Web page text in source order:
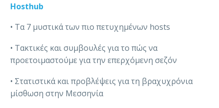
Hosthub
• Τα 7 μυστικά των πιο πετυχημένων hosts
• Τακτικές και συμβουλές για το πώς να
προετοιμαστούμε για την επερχόμενη σεζόν
• Στατιστικά και προβλέψεις για τη βραχυχρόνια
μίσθωση στην Μεσσηνία